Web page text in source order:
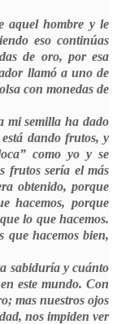
aquel hombre y le
eso continúas
de oro, por esa
llamó a uno de
con monedas de
mi semilla ha dado
dando frutos, y
como yo y se
frutos sería el más
obtenido, porque
hacemos, porque
lo que hacemos.
que hacemos bien,
sabiduría y cuánto
este mundo. Con
mas nuestros ojos
nos impiden ver